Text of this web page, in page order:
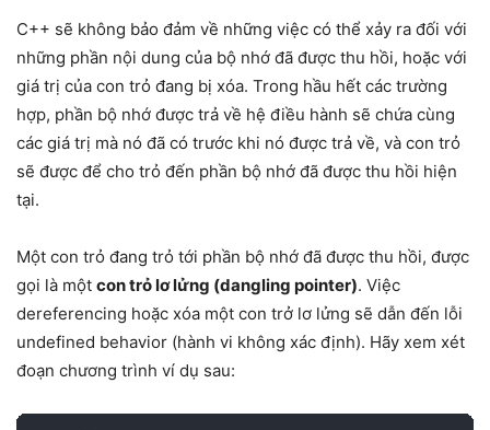
C++ sẽ không bảo đảm về những việc có thể xảy ra đối với
những phần nội dung của bộ nhớ đã được thu hồi, hoặc với
giá trị của con trỏ đang bị xóa. Trong hầu hết các trường
hợp, phần bộ nhớ được trả về hệ điều hành sẽ chứa cùng
các giá trị mà nó đã có trước khi nó được trả về, và con trỏ
sẽ được để cho trỏ đến phần bộ nhớ đã được thu hồi hiện
tại.
Một con trỏ đang trỏ tới phần bộ nhớ đã được thu hồi, được
gọi là một con trỏ lơ lửng (dangling pointer). Việc
dereferencing hoặc xóa một con trở lơ lửng sẽ dẫn đến lỗi
undefined behavior (hành vi không xác định). Hãy xem xét
đoạn chương trình ví dụ sau: